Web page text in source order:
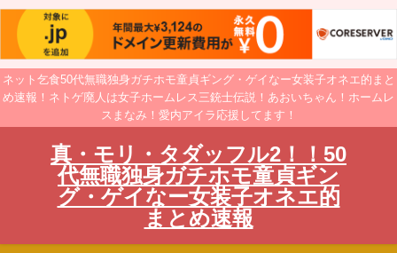
ネット乞食50代無職独身ガチホモ童貞ギング・ゲイなー女装子オネエ的まと
め速報！ネトゲ廃人は女子ホームレス三銃士伝説！あおいちゃん！ホームレ
スまなみ！愛内アイラ応援してます！
真・モリ・タダッフル2！！50
代無職独身ガチホモ童貞ギン
グ・ゲイなー女装子オネエ的
まとめ速報